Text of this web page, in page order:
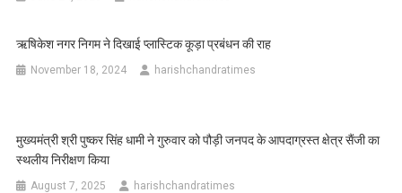
ऋषिकेश नगर निगम ने दिखाई प्लास्टिक कूड़ा प्रबंधन की राह
November 18, 2024 harishchandratimes
मुख्यमंत्री श्री पुष्कर सिंह धामी ने गुरुवार को पौड़ी जनपद के आपदाग्रस्त क्षेत्र सैंजी का
स्थलीय निरीक्षण किया
August 7, 2025 harishchandratimes